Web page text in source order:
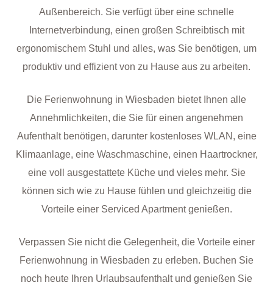
Außenbereich. Sie verfügt über eine schnelle
Internetverbindung, einen großen Schreibtisch mit
ergonomischem Stuhl und alles, was Sie benötigen, um
produktiv und effizient von zu Hause aus zu arbeiten.
Die Ferienwohnung in Wiesbaden bietet Ihnen alle
Annehmlichkeiten, die Sie für einen angenehmen
Aufenthalt benötigen, darunter kostenloses WLAN, eine
Klimaanlage, eine Waschmaschine, einen Haartrockner,
eine voll ausgestattete Küche und vieles mehr. Sie
können sich wie zu Hause fühlen und gleichzeitig die
Vorteile einer Serviced Apartment genießen.
Verpassen Sie nicht die Gelegenheit, die Vorteile einer
Ferienwohnung in Wiesbaden zu erleben. Buchen Sie
noch heute Ihren Urlaubsaufenthalt und genießen Sie